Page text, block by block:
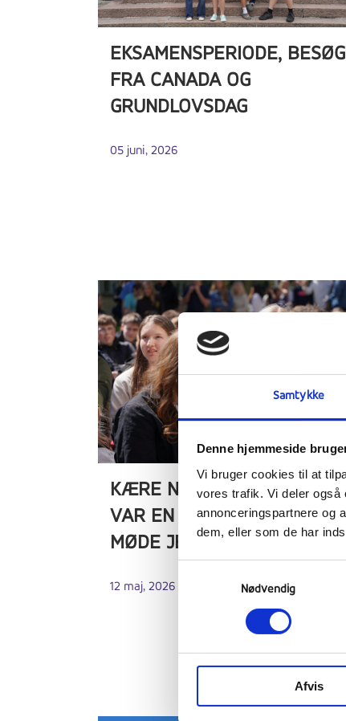
Samtykke
Denne hjemmeside
Vi bruger cookies til at
vores trafik. Vi deler også
annonceringspartnere og
dem, eller som de har
Nødvendig
Afvis
EKSAMENSPERIODE, BESØG
FRA CANADA OG
GRUNDLOVSDAG
05 juni, 2026
KÆRE NYE ELEVER – DET
VAR EN FORNØJELSE AT
MØDE JER
12 maj, 2026